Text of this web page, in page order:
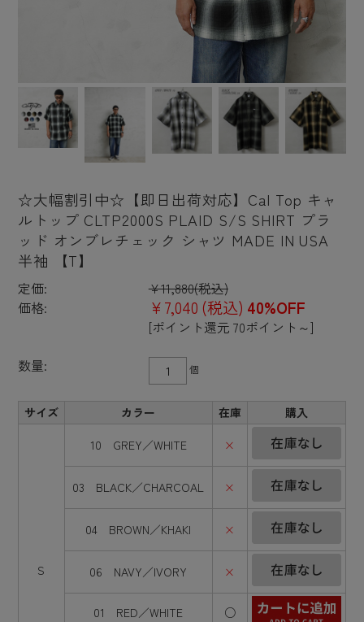
☆大幅割引中☆【即日出荷対応】Cal Top キャ
ルトップ CLTP2000S PLAID S/S SHIRT プラ
ッド オンブレチェック シャツ MADE IN USA
半袖 【T】
定価: ¥11,880(税込)
価格:
¥7,040 (税込) 40%OFF
[ポイント還元 70ポイント～]
数量:
個
サイズ カラー 在庫 購入
S
10 GREY／WHITE ×
03 BLACK／CHARCOAL ×
04 BROWN／KHAKI ×
06 NAVY／IVORY ×
01 RED／WHITE ○